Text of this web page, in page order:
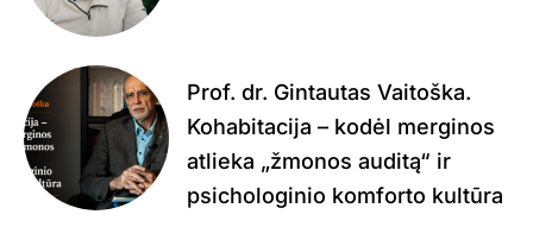
Prof. dr. Gintautas Vaitoška.
Kohabitacija – kodėl merginos
atlieka „žmonos auditą“ ir
psichologinio komforto kultūra